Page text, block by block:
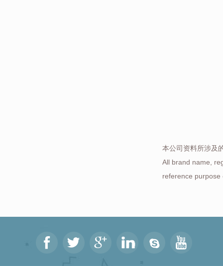
本公司资料所涉及
All brand name,
reference purpose